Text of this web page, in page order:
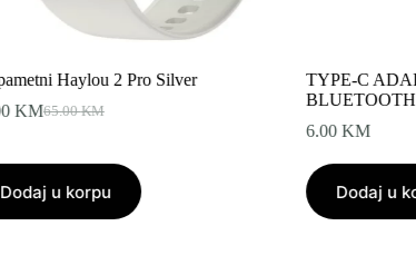
Haylou 2 Pro Silver
65.00KM
Original
was:
KMCurrent
is:
Dodaj u korpu
TYPE-C
BLUETOOTH
6.00KM
Dodaj u